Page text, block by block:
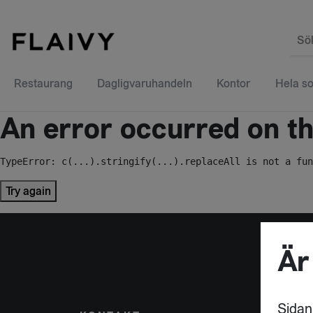
Restaurang Dagligvaruhandeln Kontor Hela
An error occurred on
TypeError: c(...).stringify(...).replaceAll is not a
Try again